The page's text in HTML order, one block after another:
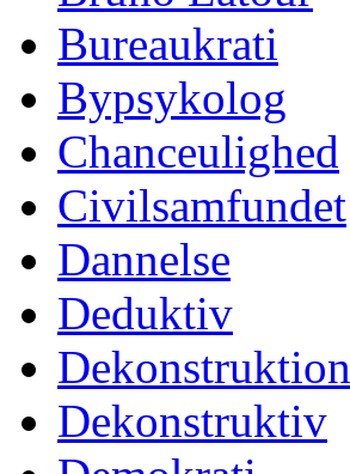
Bureaukrati
Bypsykolog
Chanceulighed
Civilsamfundet
Dannelse
Deduktiv
Dekonstruktion
Dekonstruktiv